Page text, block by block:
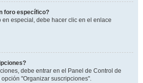
foro específico?
en especial, debe hacer clic en el enlace
debe entrar en el Panel de Control de
"Organizar suscripciones".